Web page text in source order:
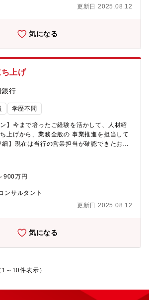
更新日 2025.08.12
気になる
上げ
行
学歴不問
ン】今まで培ったご経験を活かして、人材紹
、業務全般の 事業推進を担当して
モデルで事業を行っています。今後は、お
応のみならず、求人ニーズに沿った求職者
ら候補者紹介、採用決定まで一気通貫で自
整備を目指しており、そのための専門知識
900万円
ンサルタント
更新日 2025.08.12
気になる
1～10件表示）